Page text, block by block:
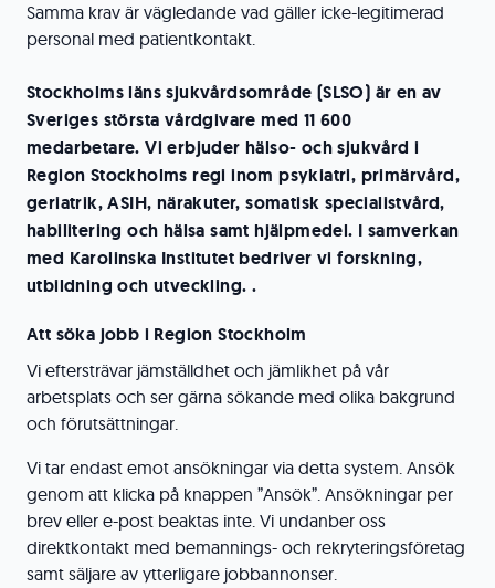
Samma krav är vägledande vad gäller icke-legitimerad
personal med patientkontakt.
Stockholms läns sjukvårdsområde (SLSO) är en av
Sveriges största vårdgivare med 11 600
medarbetare. Vi erbjuder hälso- och sjukvård i
Region Stockholms regi inom psykiatri, primärvård,
geriatrik, ASIH, närakuter, somatisk specialistvård,
habilitering och hälsa samt hjälpmedel. I samverkan
med Karolinska Institutet bedriver vi forskning,
utbildning och utveckling. .
Att söka jobb i Region Stockholm
Vi eftersträvar jämställdhet och jämlikhet på vår
arbetsplats och ser gärna sökande med olika bakgrund
och förutsättningar.
Vi tar endast emot ansökningar via detta system. Ansök
genom att klicka på knappen ”Ansök”. Ansökningar per
brev eller e-post beaktas inte. Vi undanber oss
direktkontakt med bemannings- och rekryteringsföretag
samt säljare av ytterligare jobbannonser.